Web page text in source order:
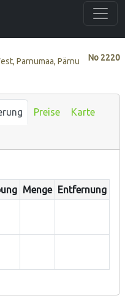
No 2220
Parnumaa, Pärnu
Preise Karte
Menge Entfernung